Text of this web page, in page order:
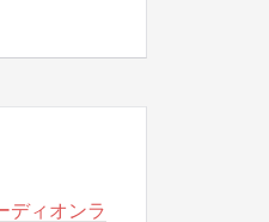
ディオンラ